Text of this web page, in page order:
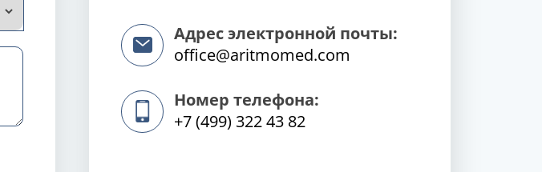
Адрес электронной почты:
office@aritmomed.com
Номер телефона:
+7 (499) 322 43 82